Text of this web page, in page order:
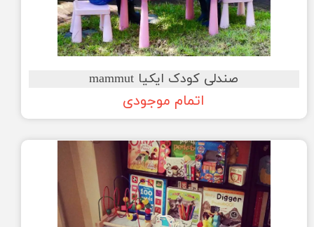
صندلی کودک ایکیا mammut
اتمام موجودی